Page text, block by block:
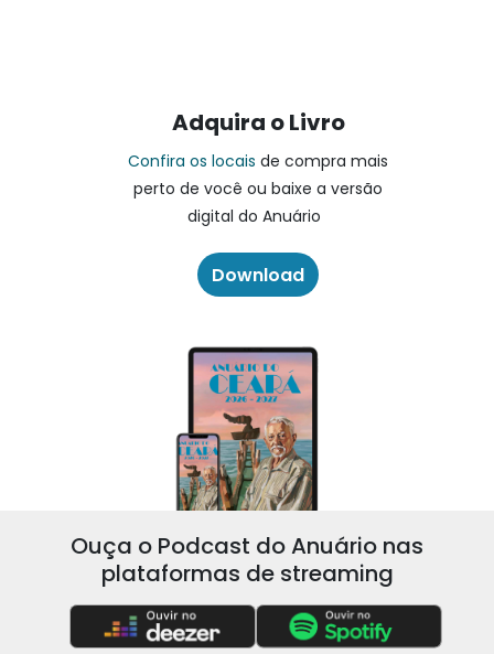
Adquira o Livro
Confira os locais de compra mais
perto de você ou baixe a versão
digital do Anuário
Download
Ouça o Podcast do Anuário nas
plataformas de streaming